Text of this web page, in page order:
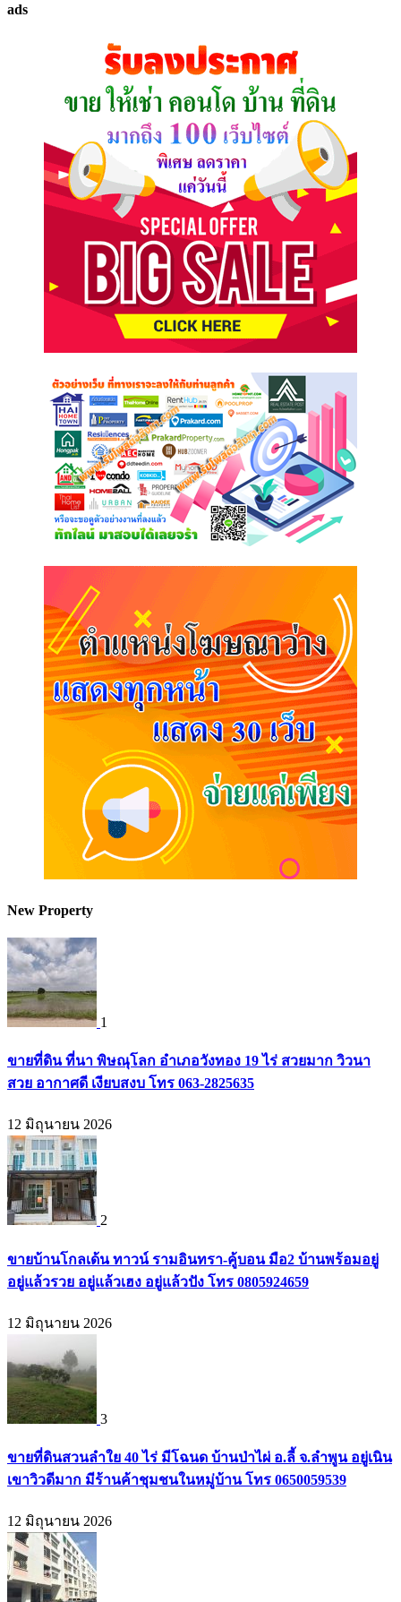
ที่
ads
New Property
1
ขายที่ดิน ที่นา พิษณุโลก อำเภอวังทอง 19 ไร่ สวยมาก วิวนา
สวย อากาศดี เงียบสงบ โทร 063-2825635
12 มิถุนายน 2026
2
ขายบ้านโกลเด้น ทาวน์ รามอินทรา-คู้บอน มือ2 บ้านพร้อมอยู่
อยู่แล้วรวย อยู่แล้วเฮง อยู่แล้วปัง โทร 0805924659
12 มิถุนายน 2026
3
ขายที่ดินสวนลำใย 40 ไร่ มีโฉนด บ้านป่าไผ่ อ.ลี้ จ.ลำพูน อยู่เนิน
เขาวิวดีมาก มีร้านค้าชุมชนในหมู่บ้าน โทร 0650059539
12 มิถุนายน 2026